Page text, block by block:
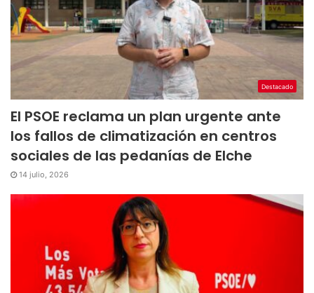
Destacado
El PSOE reclama un plan urgente ante
los fallos de climatización en centros
sociales de las pedanías de Elche
14 julio, 2026